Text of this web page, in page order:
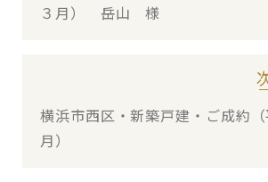
３月） 岳山 様
横浜市西区・新築戸建・ご成約
月）